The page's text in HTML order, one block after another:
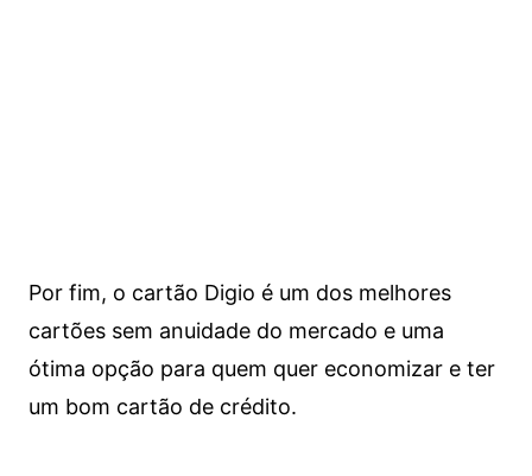
Por fim, o cartão Digio é um dos melhores
cartões sem anuidade do mercado e uma
ótima opção para quem quer economizar e ter
um bom cartão de crédito.